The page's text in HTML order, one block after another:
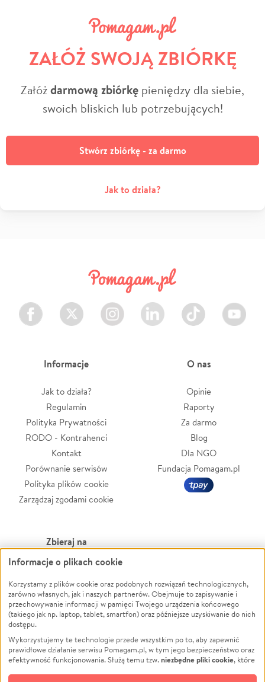
ZAŁÓŻ SWOJĄ ZBIÓRKĘ
Załóżdarmową zbiórkę pieniędzy dla siebie,
swoich bliskich lub potrzebujących!
Stwórz zbiórkę - za darmo
Jak to działa?
Facebook Twitter Instagram LinkedIn TikTok Youtube
Informacje
Jak to działa?
Regulamin
Polityka Prywatności
RODO - Kontrahenci
Kontakt
Porównanie serwisów
Polityka plików cookie
Zarządzaj zgodami cookie
O nas
Opinie
Raporty
Za darmo
Blog
Dla NGO
Fundacja Pomagam.pl
Zbieraj na
Leczenie
Zwierzęta
Pożar
Ukraina
Pomoc Finansowa
Projekty
Pogrzeb
Powódź
Wichura
NGO
Edukacja
Podróż
Impreza
Informacje o plikach cookie
Korzystamy z plików cookie oraz podobnych rozwiązań technologicznych,
zarówno własnych, jak i naszych partnerów. Obejmuje to zapisywanie i
przechowywanie informacji w pamięci Twojego urządzenia końcowego
(takiego jak np. laptop, tablet, smartfon) oraz późniejsze uzyskiwanie do nich
dostępu.
Wykorzystujemy te technologie przede wszystkim po to, aby zapewnić
prawidłowe działanie serwisu Pomagam.pl, w tym jego bezpieczeństwo oraz
efektywność funkcjonowania. Służą temu tzw.niezbędne pliki cookie, które